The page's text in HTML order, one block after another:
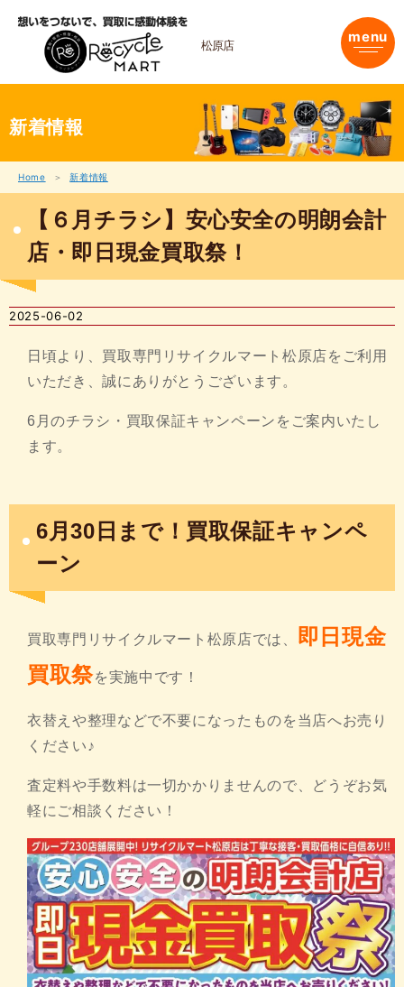
松原店 menu
新着情報
Home 新着情報
【６月チラシ】安心安全の明朗会計
店・即日現金買取祭！
2025-06-02
日頃より、買取専門リサイクルマート松原店をご利用
いただき、誠にありがとうございます。
6月のチラシ・買取保証キャンペーンをご案内いたし
ます。
6月30日まで！買取保証キャンペ
ーン
買取専門リサイクルマート松原店では、 即日現金
買取祭を実施中です！
衣替えや整理などで不要になったものを当店へお売り
ください♪
査定料や手数料は一切かかりませんので、どうぞお気
軽にご相談ください！